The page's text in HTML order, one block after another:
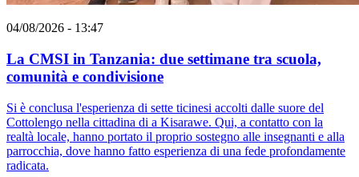
04/08/2026 - 13:47
La CMSI in Tanzania: due settimane tra scuola,
comunità e condivisione
Si è conclusa l'esperienza di sette ticinesi accolti dalle suore del
Cottolengo nella cittadina di a Kisarawe. Qui, a contatto con la
realtà locale, hanno portato il proprio sostegno alle insegnanti e alla
parrocchia, dove hanno fatto esperienza di una fede profondamente
radicata.